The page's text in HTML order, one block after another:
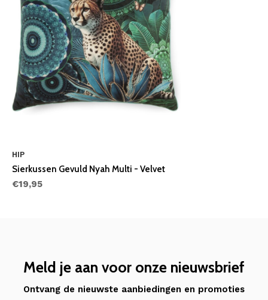
HIP
Sierkussen Gevuld Nyah Multi - Velvet
€19,95
Meld je aan voor onze nieuwsbrief
Ontvang de nieuwste aanbiedingen en promoties